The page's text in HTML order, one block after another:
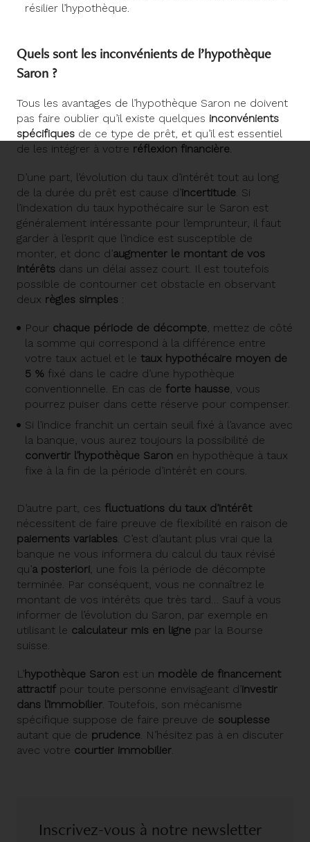
résilier l’hypothèque.
Quels sont les inconvénients de l’hypothèque
Saron ?
Tous les avantages de l’hypothèque Saron ne doivent
pas faire oublier qu’il existe quelques inconvénients
spécifiques de ce type de prêt, et qu’il est essentiel
de les intégrer à votre réflexion financière.
D’une part, l’évolution du taux d’intérêt tout au long
de la durée du prêt est cause d’incertitude. Si
l’indexation du taux hypothécaire sur le Saron est
généralement intéressante pour l’emprunteur, il faut
garder à l’esprit que l’indice est susceptible de
monter, et donc d’augmenter le montant de vos
intérêts dans un délai assez court. Il est toutefois
possible de contourner cet obstacle en observant
deux règles simples :
Pour chaque période de décompte, mettez de côté
la somme qui correspond à la différence entre
votre taux actuel et le taux hypothécaire moyen de
5 % fixé dans le cadre d’une hypothèque
conventionnelle. En cas de forte hausse, vous
pourrez puiser dans cette réserve pour compenser.
Si l’indice franchit un certain seuil fixé à l’avance avec
la banque, vous aurez toujours la possibilité de
convertir l’hypothèque Saron en hypothèque à taux
fixe à la fin de la période d’intérêt en cours.
D’autre part, ces fluctuations du taux d’intérêt
nécessitent de faire preuve de flexibilité en raison de
paiements variables. C’est d’autant plus vrai que la
banque ne vous informera du calcul du taux révisé
qu’a posteriori, une fois la période de décompte
terminée. Par conséquent, vous ne connaîtrez le
montant de vos intérêts que très tard… Sauf à vous
informer de l’évolution du Saron, par exemple en
utilisant le calculateur mis en ligne par la Bourse
suisse.
L’hypothèque Saron est un modèle de financement
attractif pour toute personne envisageant d’investir
dans l’immobilier. Toutefois, son mécanisme
spécifique suppose de faire preuve de souplesse
autant que de prudence. N’hésitez pas à en discuter
avec votre courtier immobilier.
Inscrivez-vous à notre newsletter